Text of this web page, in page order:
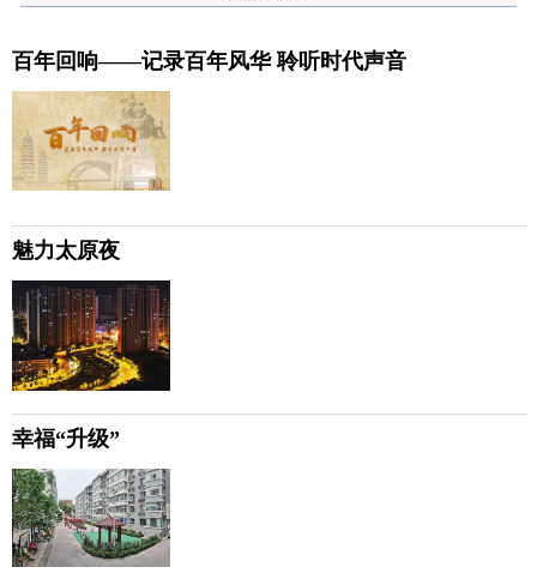
百年回响——记录百年风华 聆听时代声音
魅力太原夜
幸福“升级”